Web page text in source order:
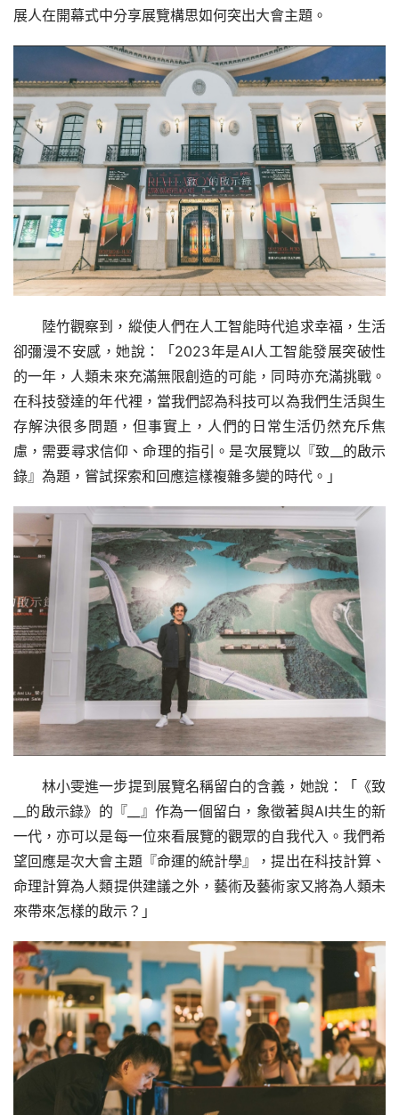
展人在開幕式中分享展覽構思如何突出大會主題。
陸竹觀察到，縱使人們在人工智能時代追求幸福，生活
卻彌漫不安感，她說：「2023年是AI人工智能發展突破性
的一年，人類未來充滿無限創造的可能，同時亦充滿挑戰。
在科技發達的年代裡，當我們認為科技可以為我們生活與生
存解決很多問題，但事實上，人們的日常生活仍然充斥焦
慮，需要尋求信仰、命理的指引。是次展覽以『致__的啟示
錄』為題，嘗試探索和回應這樣複雜多變的時代。」
林小雯進一步提到展覽名稱留白的含義，她說：「《致
__的啟示錄》的『__』作為一個留白，象徵著與AI共生的新
一代，亦可以是每一位來看展覽的觀眾的自我代入。我們希
望回應是次大會主題『命運的統計學』，提出在科技計算、
命理計算為人類提供建議之外，藝術及藝術家又將為人類未
來帶來怎樣的啟示？」